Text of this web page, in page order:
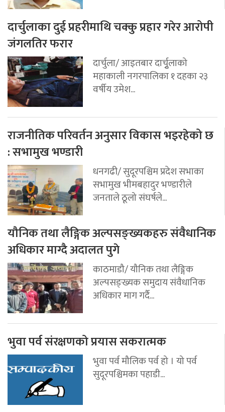
दार्चुलाका दुई प्रहरीमाथि चक्कु प्रहार गरेर आरोपी
जंगलतिर फरार
दार्चुला/ आइतबार दार्चुृलाको
महाकाली नगरपालिका १ दहका २३
वर्षीय उमेश...
राजनीतिक परिवर्तन अनुसार विकास भइरहेको छ
: सभामुख भण्डारी
धनगढी/ सुदूरपश्चिम प्रदेश सभाका
सभामुख भीमबहादुर भण्डारीले
जनताले ठूलो संघर्षले...
यौनिक तथा लैङ्गिक अल्पसङ्ख्यकहरु संवैधानिक
अधिकार माग्दै अदालत पुगे
काठमाडौ/ यौनिक तथा लैङ्गिक
अल्पसङ्ख्यक समुदाय संवैधानिक
अधिकार माग गर्दै...
भुवा पर्व संरक्षणको प्रयास सकरात्मक
भुवा पर्व मौलिक पर्व हो । यो पर्व
सुदूरपश्चिमका पहाडी...